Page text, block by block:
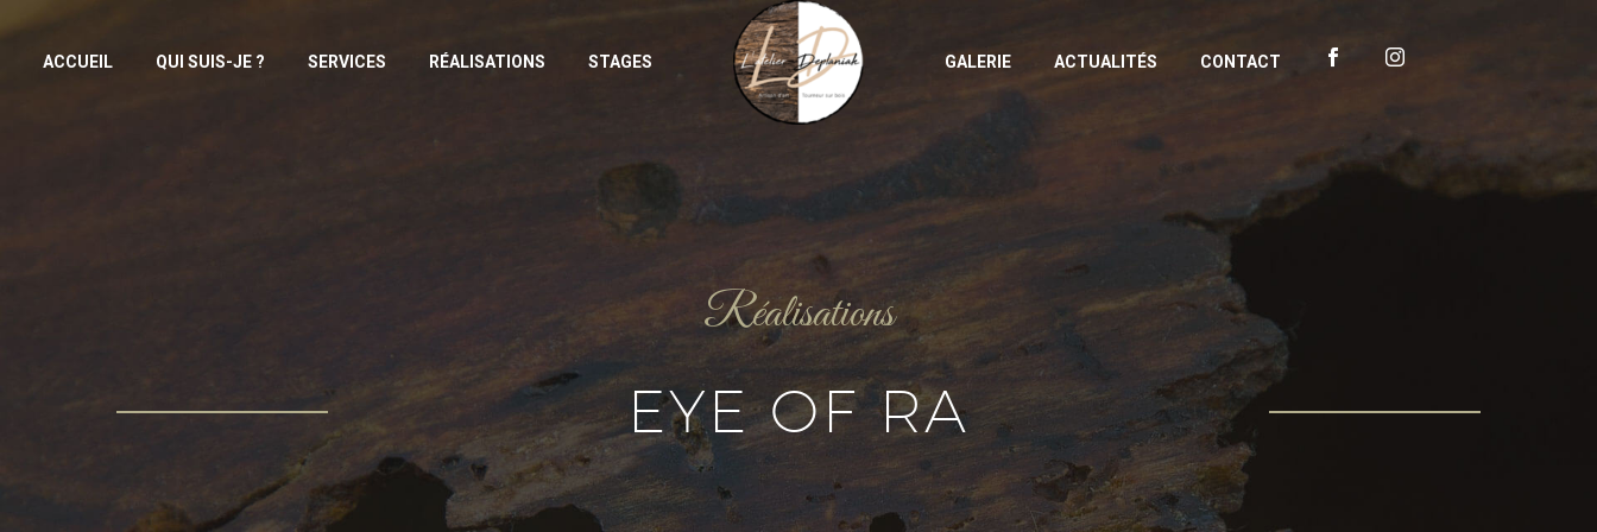
ACCUEIL QUI SUIS-JE ? SERVICES RÉALISATIONS STAGES GALERIE ACTUALITÉS CONTACT
Réalisations
EYE OF RA